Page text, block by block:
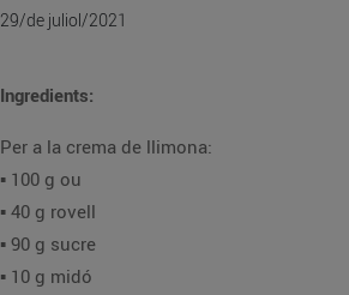
29/de juliol/2021
Ingredients:
Per a la crema de llimona:
▪️ 100 g ou
▪️ 40 g rovell
▪️ 90 g sucre
▪️ 10 g midó